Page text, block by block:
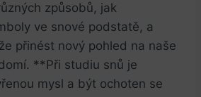
způsobů, jak
ve snové podstatě, a
přinést nový pohled na naše
**Při studiu snů je
mysl a být ochoten se